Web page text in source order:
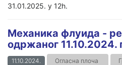
31.01.2025. у 12h.
Механика флуида -
одржаног 11.10.2024.
11.10.2024. Огласна плоча